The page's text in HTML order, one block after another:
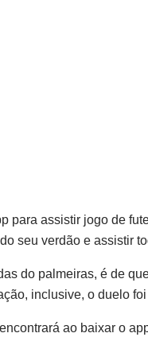
para assistir jogo de
seu verdão e assistir
do palmeiras, é de
inclusive, o duelo
ao baixar o